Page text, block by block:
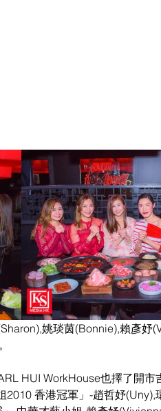
姚琰茵(Bonnie),賴彥妤
HUI WorkHouse也擇了開市
香港冠軍」-趙哲妤(Uny),